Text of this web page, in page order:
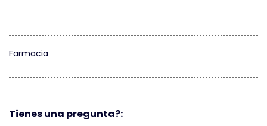
Farmacia
Tienes una pregunta?: